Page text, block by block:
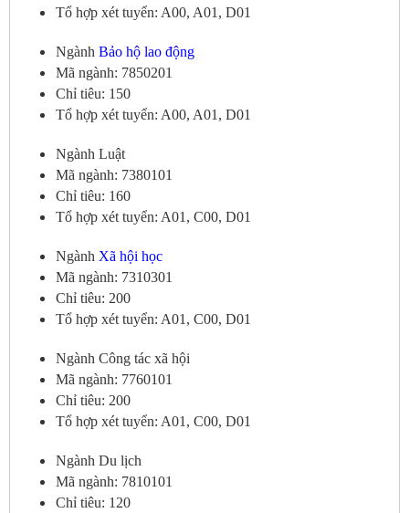
Tổ hợp xét tuyển: A00, A01, D01
Ngành Bảo hộ lao động
Mã ngành: 7850201
Chỉ tiêu: 150
Tổ hợp xét tuyển: A00, A01, D01
Ngành Luật
Mã ngành: 7380101
Chỉ tiêu: 160
Tổ hợp xét tuyển: A01, C00, D01
Ngành Xã hội học
Mã ngành: 7310301
Chỉ tiêu: 200
Tổ hợp xét tuyển: A01, C00, D01
Ngành Công tác xã hội
Mã ngành: 7760101
Chỉ tiêu: 200
Tổ hợp xét tuyển: A01, C00, D01
Ngành Du lịch
Mã ngành: 7810101
Chỉ tiêu: 120